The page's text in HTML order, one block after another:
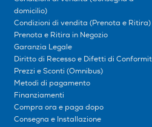
domicilio)
Condizioni di vendita (Prenota e Ritira)
Prenota e Ritira in Negozio
Garanzia Legale
Diritto di Recesso e Difetti di
Prezzi e Sconti (Omnibus)
Metodi di pagamento
Finanziamenti
Compra ora e paga dopo
Consegna e Installazione